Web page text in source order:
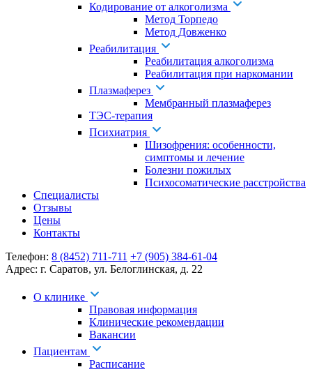
Кодирование от алкоголизма
Метод Торпедо
Метод Довженко
Реабилитация
Реабилитация алкоголизма
Реабилитация при наркомании
Плазмаферез
Мембранный плазмаферез
ТЭС-терапия
Психиатрия
Шизофрения: особенности,
симптомы и лечение
Болезни пожилых
Психосоматические расстройства
Специалисты
Отзывы
Цены
Контакты
Телефон: 8 (8452) 711-711 +7 (905) 384-61-04
Адрес: г. Саратов, ул. Белоглинская, д. 22
О клинике
Правовая информация
Клинические рекомендации
Вакансии
Пациентам
Расписание